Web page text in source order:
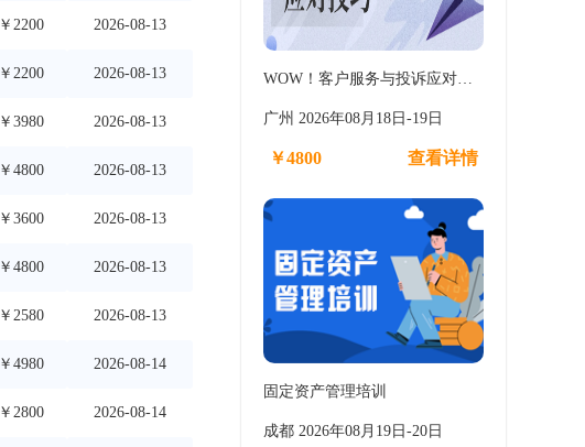
￥2200 2026-08-13
￥2200 2026-08-13
￥3980 2026-08-13
￥4800 2026-08-13
￥3600 2026-08-13
￥4800 2026-08-13
￥2580 2026-08-13
￥4980 2026-08-14
￥2800 2026-08-14
WOW！客户服务与投诉应对…
广州 2026年08月18日-19日
￥4800 查看详情
固定资产管理培训
成都 2026年08月19日-20日